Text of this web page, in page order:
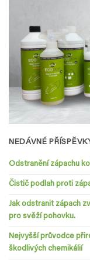
NEDÁVNÉ
Odstranění zápachu
Čistič podlah proti
Jak odstranit zápach
pro svěží pohovku.
Nejvyšší průvodce
škodlivých chemikálií